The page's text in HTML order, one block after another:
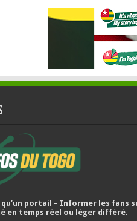
qu’un portail – Informer les fans
en temps réel ou léger différé.